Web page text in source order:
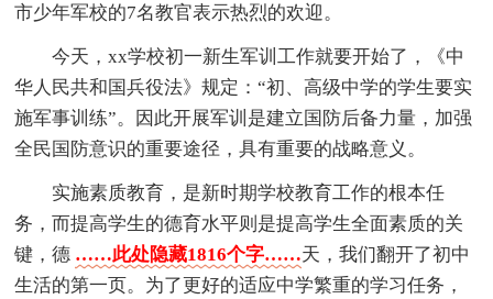
市少年军校的7名教官表示热烈的欢迎。
今天，xx学校初一新生军训工作就要开始了，《中
华人民共和国兵役法》规定：“初、高级中学的学生要实
施军事训练”。因此开展军训是建立国防后备力量，加强
全民国防意识的重要途径，具有重要的战略意义。
实施素质教育，是新时期学校教育工作的根本任
务，而提高学生的德育水平则是提高学生全面素质的关
键，德 ……此处隐藏1816个字……天，我们翻开了初中
生活的第一页。为了更好的适应中学繁重的学习任务，